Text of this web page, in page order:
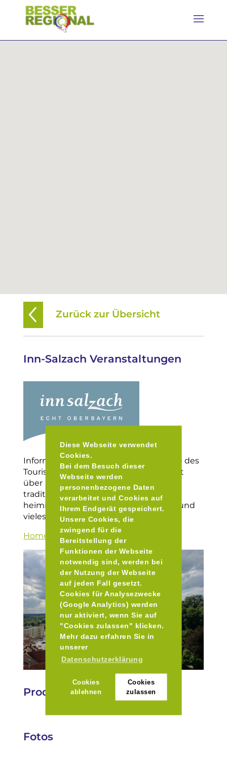
Diese Webseite verwendet
Cookies.
Bei dem Besuch dieser
Webseite werden
personenbezogene Daten
verarbeitet und Cookies auf
Ihrem Endgerät gespeichert.
Unsere Cookies, die
zwingend für die
Bereitstellung der
Funktionen der Webseite
notwendig sind, werden bei
der Nutzung der Webseite
auf jeden Fall gesetzt.
Cookies für Analysezwecke
(Google Analytics) werden
nur aktiviert, wenn Sie auf
"Cookies zulassen" klicken.
Mehr dazu erfahren Sie in
unserer
Datenschutzerklärung
Cookies
ablehnen
Cookies
zulassen
Zurück zur Übersicht
Inn-Salzach Veranstaltungen
Informieren Sie sich auf der Homepage des
Tourismusverbandes Inn-Salzach direkt
über
traditionelle Feste, regionale Märkte,
heimische Kunst, sehenswerte Kultur und
vieles mehr in der Region.
Homepage
Produkte
Fotos